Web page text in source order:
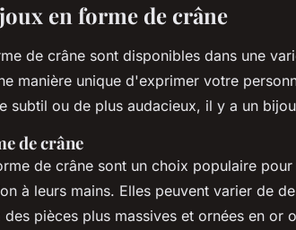
en forme de crâne
de crâne sont disponibles dans une
manière unique d'exprimer votre
subtil ou de plus audacieux, il y a un
de crâne
de crâne sont un choix populaire
à leurs mains. Elles peuvent varier de
pièces plus massives et ornées en or